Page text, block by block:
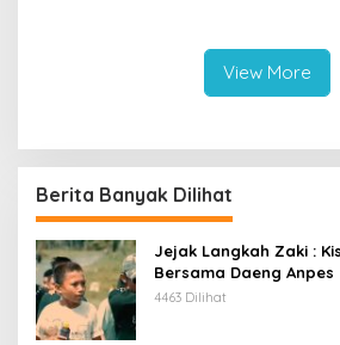
View More
Berita Banyak Dilihat
Jejak Langkah Zaki :
Bersama Daeng Anpes
4463 Dilihat